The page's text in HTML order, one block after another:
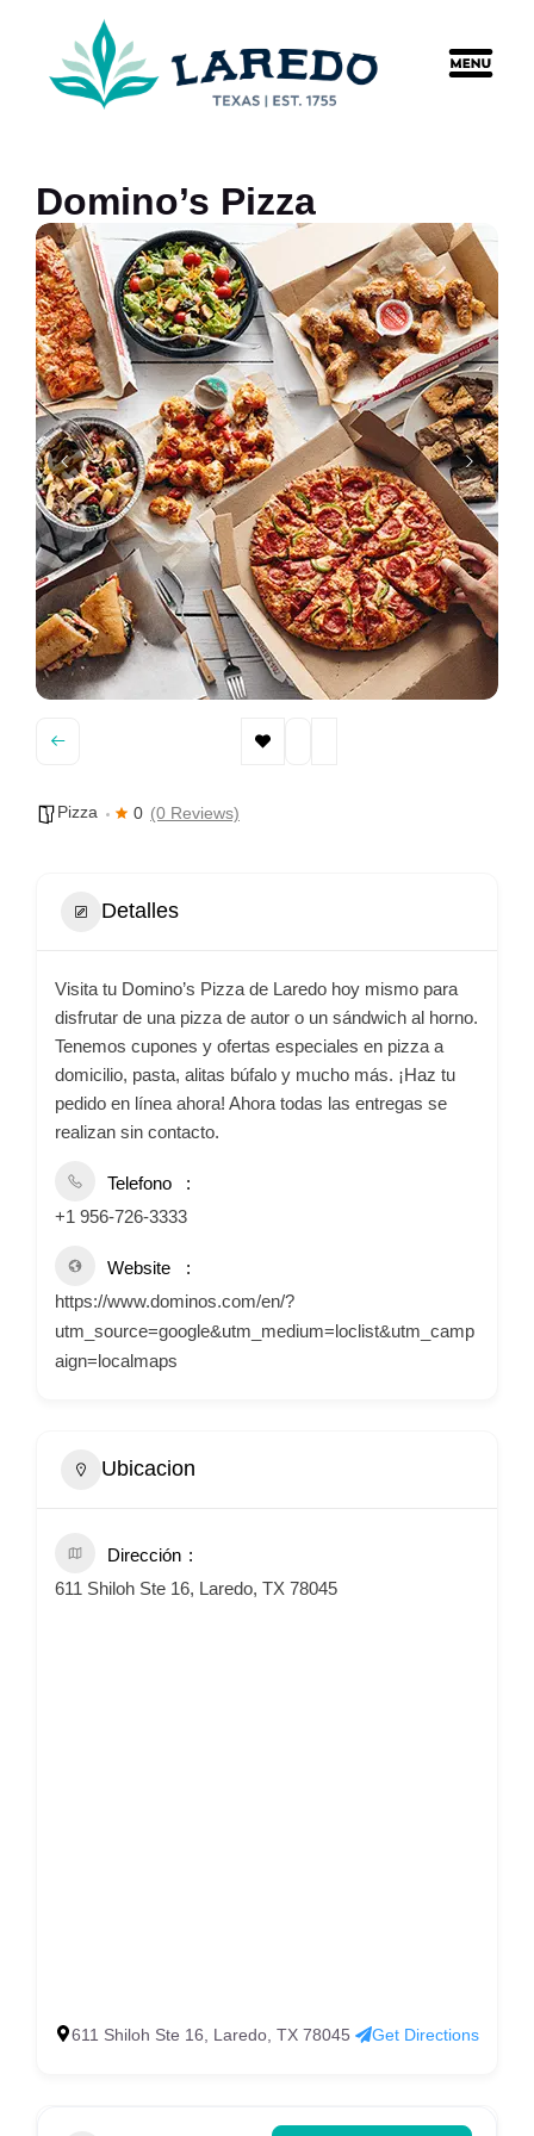
Domino’s Pizza
Pizza 0 (0 Reviews)
Detalles
Visita tu Domino’s Pizza de Laredo hoy mismo para
disfrutar de una pizza de autor o un sándwich al horno.
Tenemos cupones y ofertas especiales en pizza a
domicilio, pasta, alitas búfalo y mucho más. ¡Haz tu
pedido en línea ahora! Ahora todas las entregas se
realizan sin contacto.
Telefono
+1 956-726-3333
Website
https://www.dominos.com/en/?
utm_source=google&utm_medium=loclist&utm_camp
aign=localmaps
Ubicacion
Dirección
611 Shiloh Ste 16, Laredo, TX 78045
611 Shiloh Ste 16, Laredo, TX 78045 Get Directions